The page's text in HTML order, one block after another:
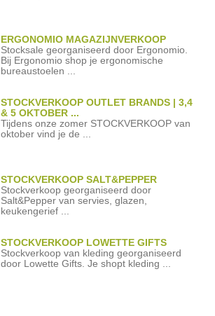
ERGONOMIO MAGAZIJNVERKOOP
Stocksale georganiseerd door Ergonomio.
Bij Ergonomio shop je ergonomische
bureaustoelen ...
STOCKVERKOOP OUTLET BRANDS | 3,4
& 5 OKTOBER ...
Tijdens onze zomer STOCKVERKOOP van
oktober vind je de ...
STOCKVERKOOP SALT&PEPPER
Stockverkoop georganiseerd door
Salt&Pepper van servies, glazen,
keukengerief ...
STOCKVERKOOP LOWETTE GIFTS
Stockverkoop van kleding georganiseerd
door Lowette Gifts. Je shopt kleding ...